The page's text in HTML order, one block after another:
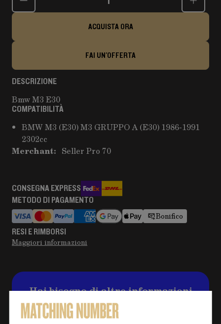
ACQUISTA ORA
FAI UN'OFFERTA
DESCRIZIONE
Bmw M3 E30
COMPATIBILITÀ
BMW M3 (E30) M3 GRUPPO A (E30) 1986-1991
2302cc
Merchant: Seller Pro 70
CONSEGNA EXPRESS
METODO DI PAGAMENTO
Bonifico
RESI E RIMBORSI
Maggiori informazioni
Hai bisogno di altre informazioni
sul prodotto?
Clicca sul pulsante per eventuali domande e